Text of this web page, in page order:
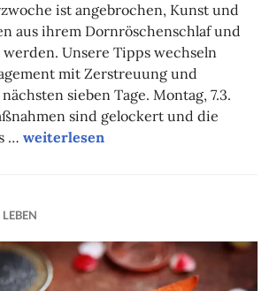
ist angebrochen, Kunst und
aus ihrem Dornröschenschlaf und
Unsere Tipps wechseln
mit Zerstreuung und
sieben Tage. Montag, 7.3.
sind gelockert und die
…Unsere Tipps der Woche
weiterlesen
LEBEN